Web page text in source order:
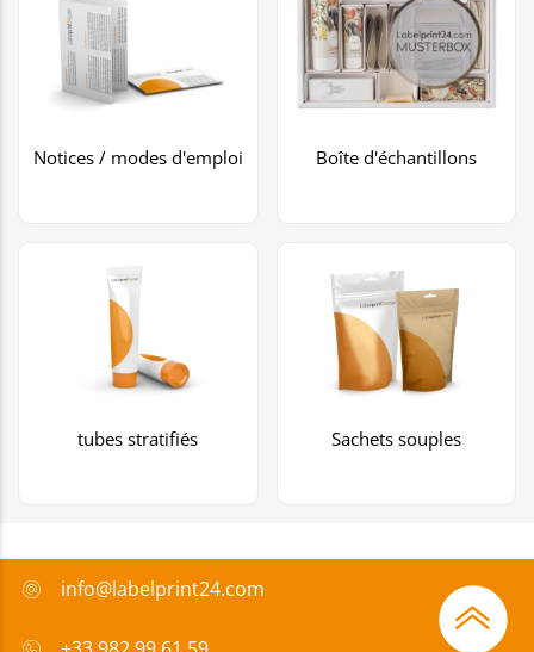
Notices / modes d'emploi Boîte d'échantillons
tubes stratifiés Sachets souples
info@labelprint24.com